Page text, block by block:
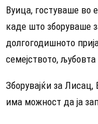
Вуица, гостуваше во
каде што зборуваше
долгогодишното
семејството,
Зборувајќи за
има можност да ја